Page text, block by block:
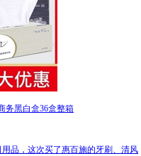
务黑白盒36盒整箱
品，这次买了惠百施的牙刷、清风